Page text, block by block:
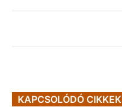
KAPCSOLÓDÓ CIKKEK